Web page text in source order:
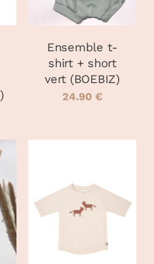
LES
PEUVENT
ÊTRE
CHOISIES
SUR
LA
Ensemble t-
shirt + short
vert (BOEBIZ)
24.90 €
OPTIONS CE
PLUSIEURS